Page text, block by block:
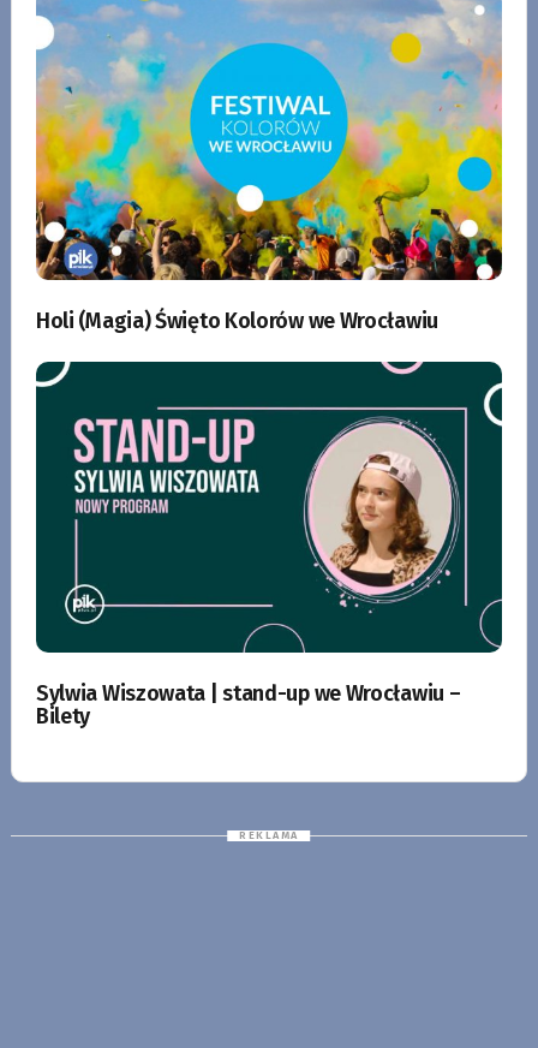
Holi (Magia) Święto Kolorów we Wrocławiu
Sylwia Wiszowata | stand-up we Wrocławiu –
Bilety